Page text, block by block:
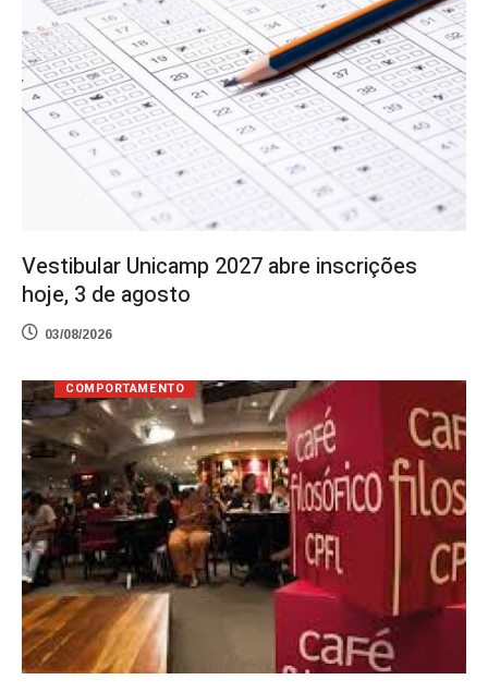
Vestibular Unicamp 2027 abre inscrições
hoje, 3 de agosto
03/08/2026
COMPORTAMENTO